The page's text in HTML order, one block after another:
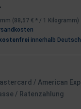
(88,57 € * / 1 Kilogramm)
innerhalb
/ American
/ Ratenzahlung